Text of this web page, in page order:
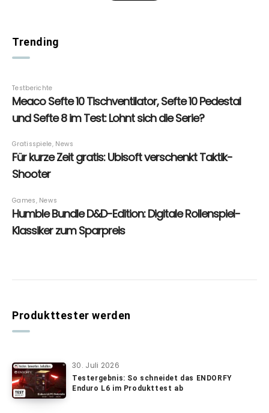
Trending
Produkttester werden
30. Juli 2026
Testergebnis: So schneidet das ENDORFY
Enduro L6 im Produkttest ab